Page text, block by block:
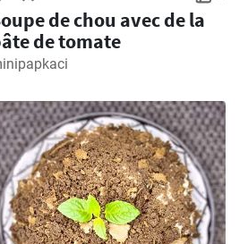
de chou avec de la
de tomate